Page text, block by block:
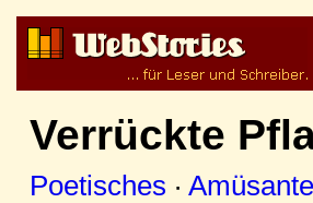
Verrückte
Poetisches ·